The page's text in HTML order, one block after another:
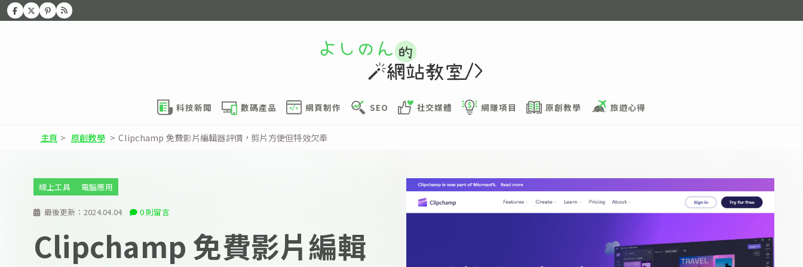
科技新聞 數碼產品 網頁制作 SEO 社交媒體 網賺項目 原創教學 旅遊心得
主頁 > 原創教學 > Clipchamp 免費影片編輯器評價，剪片方便但特效欠奉
最後更新： 2024.04.04 0 則留言
線上工具 電腦應用
Clipchamp 免費影片編輯